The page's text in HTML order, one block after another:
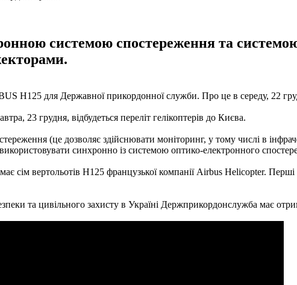
системою спостереження та
H125 для Державної прикордонної служби. Про це в середу, 22
23 грудня, відбудеться переліт гелікоптерів до Києва.
(це дозволяє здійснювати моніторинг, у тому числі в
синхронно із системою оптико-електронного
сім вертольотів Н125 французької компанії Airbus Helicopter.
та цивільного захисту в Україні Держприкордонслужба має